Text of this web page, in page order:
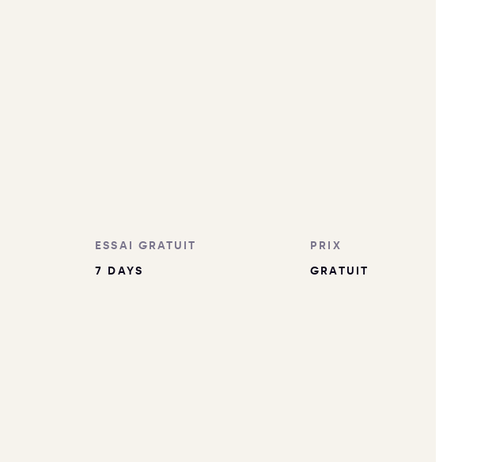
ESSAI GRATUIT
7 DAYS
PRIX
GRATUIT